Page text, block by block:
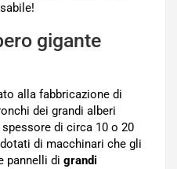
gigante
alla fabbricazione di
dei grandi alberi
di circa 10 o 20
di macchinari che gli
pannelli di grandi